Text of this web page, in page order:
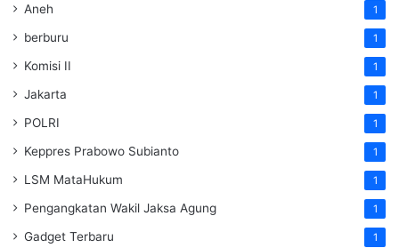
Aneh 1
berburu 1
Komisi II 1
Jakarta 1
POLRI 1
Keppres Prabowo Subianto 1
LSM MataHukum 1
Pengangkatan Wakil Jaksa Agung 1
Gadget Terbaru 1